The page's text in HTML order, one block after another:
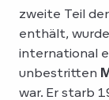
zweite Teil
enthält,
international
unbestritten
war. Er starb